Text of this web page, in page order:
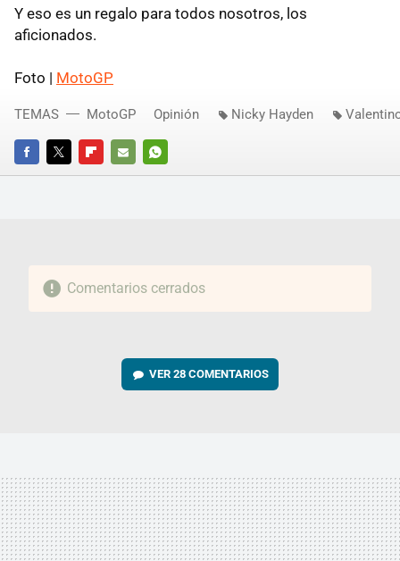
Y eso es un regalo para todos nosotros, los
aficionados.
Foto | MotoGP
FACEBOOKTWITTERFLIPBOARD
E-
WHATSAPP
TEMAS MotoGP Opinión Nicky Hayden
Comentarios cerrados
VER 28 COMENTARIOS